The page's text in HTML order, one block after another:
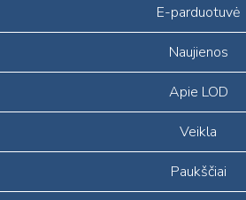
E-parduotuvė
Naujienos
Apie LOD
Veikla
Paukščiai